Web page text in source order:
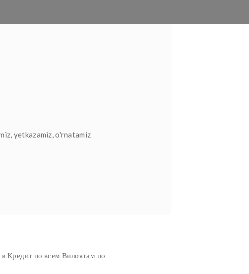
yetkazamiz, o'rnatamiz
Кредит по всем Вилоятам по